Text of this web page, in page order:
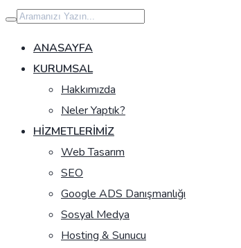
İçeriğe
geç
ANASAYFA
KURUMSAL
Hakkımızda
Neler Yaptık?
HIZMETLERIMIZ
Web Tasarım
SEO
Google ADS Danışmanlığı
Sosyal Medya
Hosting & Sunucu